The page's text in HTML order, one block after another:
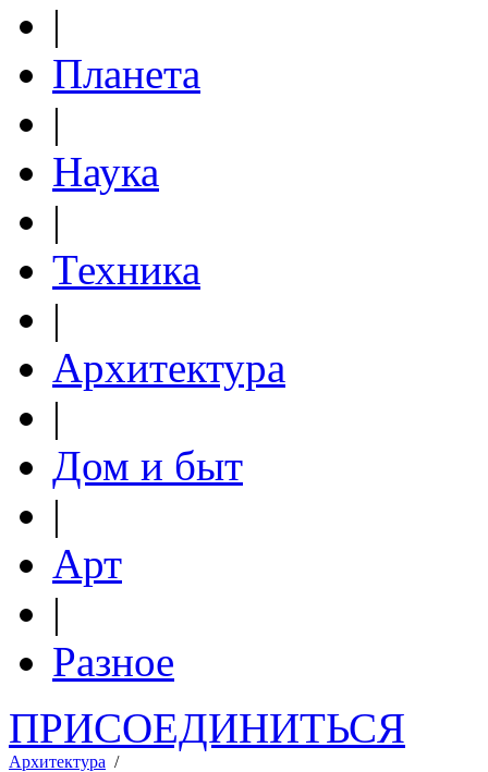
|
Планета
|
Наука
|
Техника
|
Архитектура
|
Дом и быт
|
Арт
|
Разное
ПРИСОЕДИНИТЬСЯ
Архитектура /